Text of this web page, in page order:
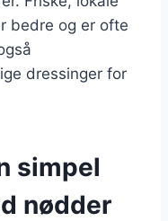
bedre og er ofte
dressinger for
simpel
nødder